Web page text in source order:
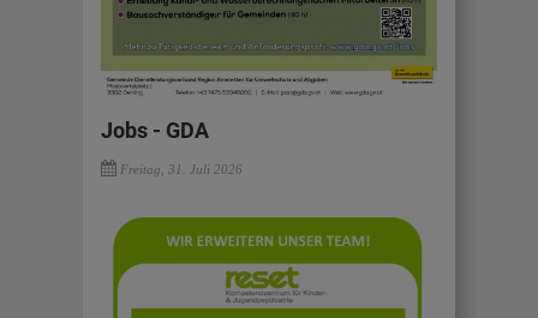
Jobs - GDA
Freitag, 31. Juli 2026